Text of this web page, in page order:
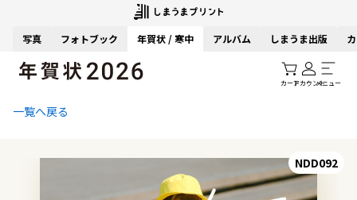
写真 フォトブック 年賀状 / 寒中 アルバム しまうま出版
カートアカウントメニュー
一覧へ戻る
NDD092